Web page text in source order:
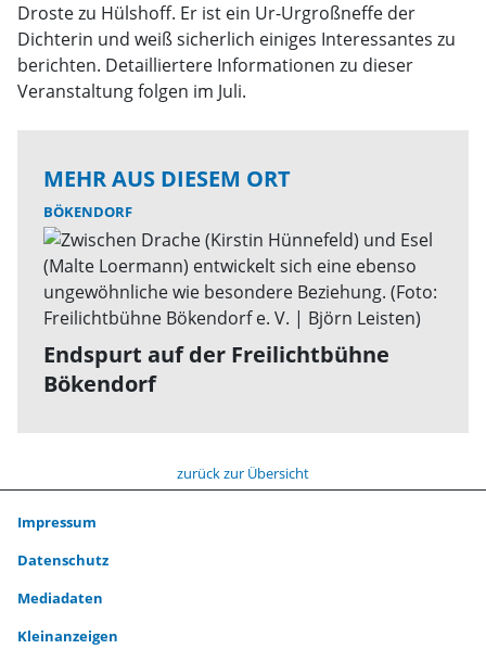
Droste zu Hülshoff. Er ist ein Ur-Urgroßneffe der
Dichterin und weiß sicherlich einiges Interessantes zu
berichten. Detailliertere Informationen zu dieser
Veranstaltung folgen im Juli.
MEHR AUS DIESEM ORT
BÖKENDORF
Endspurt auf der Freilichtbühne
Bökendorf
zurück zur Übersicht
Impressum
Datenschutz
Mediadaten
Kleinanzeigen